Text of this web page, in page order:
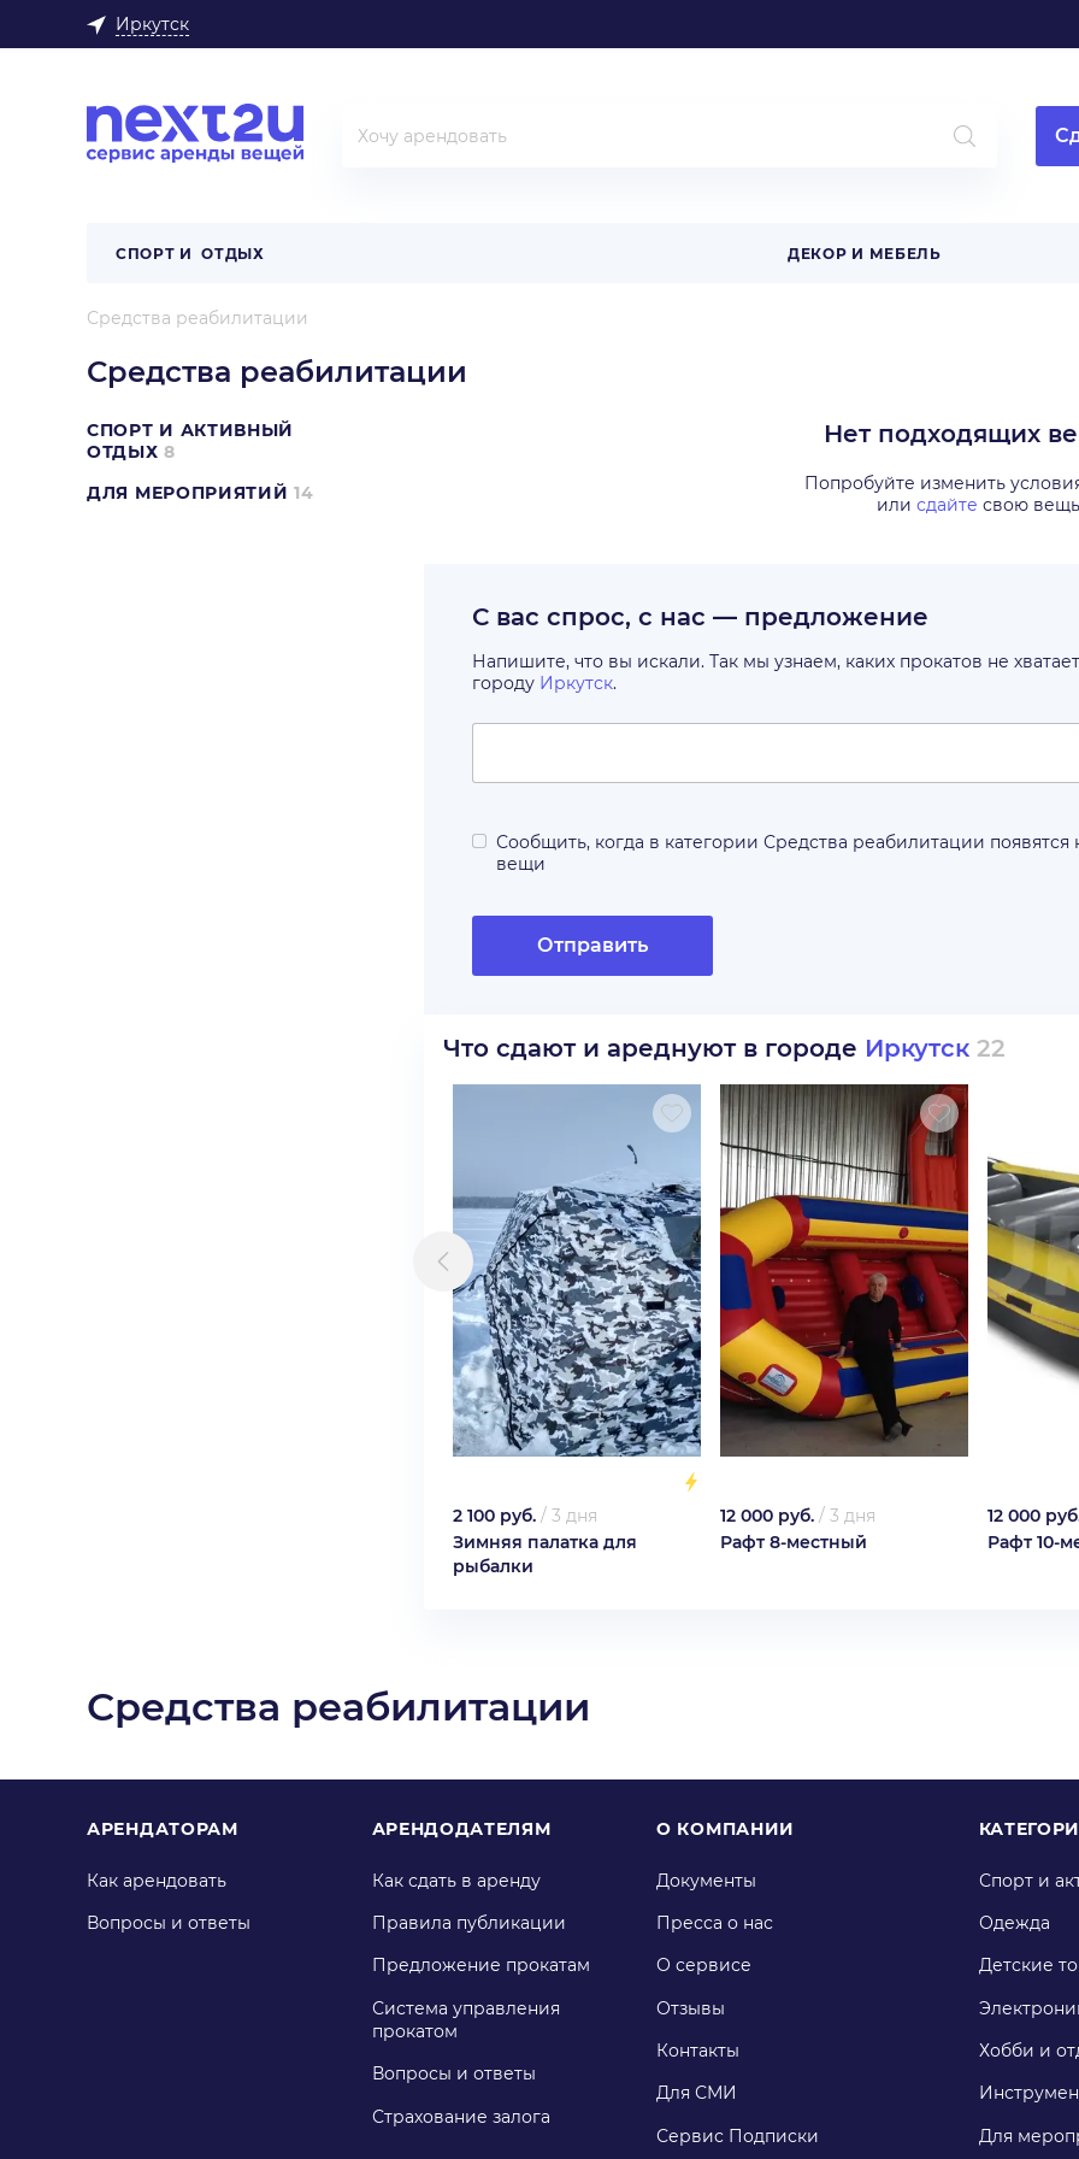
Иркутск
СПОРТ И ОТДЫХ ДЕКОР И МЕБЕЛЬ
Средства реабилитации
Средства реабилитации
СПОРТ И АКТИВНЫЙ
ОТДЫХ 8
ДЛЯ МЕРОПРИЯТИЙ 14
Нет подходящих
Попробуйте изменить
или сдайте свою вещь
С вас спрос, с нас — предложение
Напишите, что вы искали. Так мы узнаем, каких прокатов не хватает
городу Иркутск.
Сообщить, когда в категории Средства реабилитации появятся
вещи
Отправить
Что сдают и ареднуют в городе Иркутск 22
2 100 руб. / 3 дня
Зимняя палатка для
рыбалки
12 000 руб. / 3 дня
Рафт 8-местный
12 000
Рафт 10-
Средства реабилитации
АРЕНДАТОРАМ
Как арендовать
Вопросы и ответы
АРЕНДОДАТЕЛЯМ
Как сдать в аренду
Правила публикации
Предложение прокатам
Система управления
прокатом
Вопросы и ответы
Страхование залога
О КОМПАНИИ
Документы
Пресса о нас
О сервисе
Отзывы
Контакты
Для СМИ
Сервис Подписки
Спорт и
Одежда
Детские
Хобби и
Для